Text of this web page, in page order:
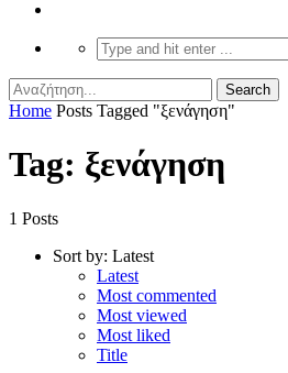
Home Posts Tagged "ξενάγηση"
Tag: ξενάγηση
1 Posts
Sort by: Latest
Latest
Most commented
Most viewed
Most liked
Title